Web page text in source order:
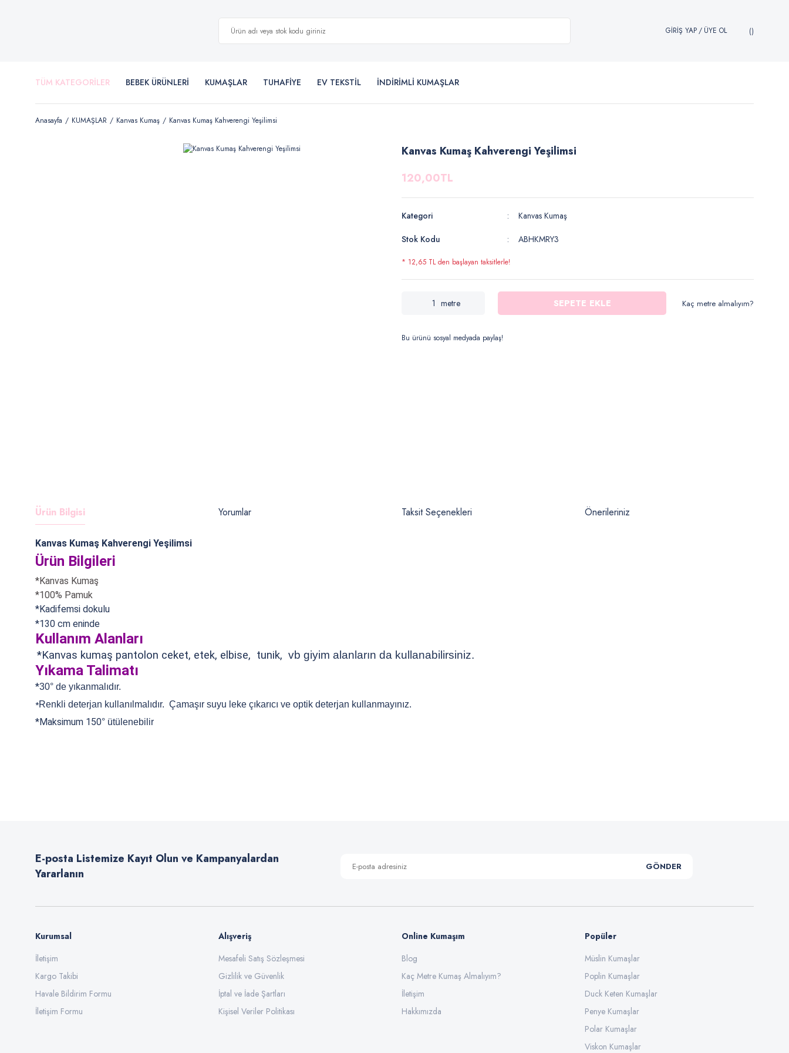
GİRİŞ YAP/ ÜYE OL
TÜM KATEGORİLER BEBEK ÜRÜNLERİ KUMAŞLAR TUHAFİYE EV TEKSTİL İNDİRİMLİ KUMAŞLAR
Anasayfa KUMAŞLAR Kanvas Kumaş Kanvas Kumaş Kahverengi Yeşilimsi
Kanvas Kumaş Kahverengi Yeşilimsi
120,00TL
Kategori
Kanvas Kumaş
Stok Kodu
ABHKMRY3
* 12,65 TL den başlayan taksitlerle!
metre SEPETE EKLE Kaç metre almalıyım?
Bu ürünü sosyal medyada paylaş!
Ürün Bilgisi Yorumlar Taksit Seçenekleri Önerileriniz
Kanvas Kumaş Kahverengi Yeşilimsi
Ürün Bilgileri
*Kanvas Kumaş
*100% Pamuk
*Kadifemsi dokulu
*130 cm eninde
Kullanım Alanları
*Kanvas kumaş pantolon ceket, etek, elbise, tunik, vb giyim alanların da kullanabilirsiniz.
Yıkama Talimatı
*30° de yıkanmalıdır.
*Renkli deterjan kullanılmalıdır. Çamaşır suyu leke çıkarıcı ve optik deterjan kullanmayınız.
*Maksimum 150° ütülenebilir
Ürün bilgilerinde hatalar bulunuyor.
Ürün fiyatı diğer sitelerden daha pahalı.
Gönder
E-posta Listemize Kayıt Olun ve Kampanyalardan
Yararlanın
GÖNDER
Kurumsal
İletişim
Kargo Takibi
Havale Bildirim Formu
İletişim Formu
Alışveriş
Mesafeli Satış Sözleşmesi
Gizlilik ve Güvenlik
İptal ve İade Şartları
Kişisel Veriler Politikası
Online Kumaşım
Blog
Kaç Metre Kumaş Almalıyım?
İletişim
Hakkımızda
Popüler
Müslin Kumaşlar
Poplin Kumaşlar
Duck Keten Kumaşlar
Penye Kumaşlar
Polar Kumaşlar
Viskon Kumaşlar